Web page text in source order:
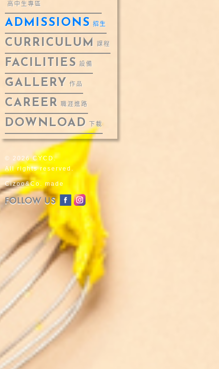
高中生專區
ADMISSIONS 招生
CURRICULUM 課程
FACILITIES 設備
GALLERY 作品
CAREER 職涯進路
DOWNLOAD 下載
© 2026 CYCD.
All rights reserved.
Cizoo&Co. made